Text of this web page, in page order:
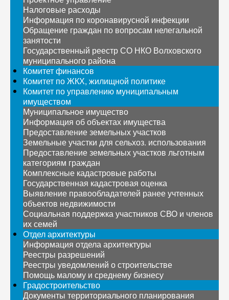
Налоговые расходы
Информация по коронавирусной инфекции
Обращение граждан по вопросам нелегальной
занятости
Государственный реестр СО НКО Волховского
муниципального района
Комитет финансов
Комитет по ЖКХ, жилищной политике
Комитет по управлению муниципальным
имуществом
Муниципальное имущество
Информация об объектах имущества
Предоставление земельных участков
Земельные участки для сельхоз. использования
Предоставление земельных участков льготным
категориям граждан
Комплексные кадастровые работы
Государственная кадастровая оценка
Выявление правообладателей ранее учтенных
объектов недвижимости
Социальная поддержка участников СВО и членов
их семей
Отдел архитектуры
Информация отдела архитектуры
Реестры разрешений
Реестры уведомлений о строительстве
Помощь малому и среднему бизнесу
Градостроительство
Документы территориального планирования